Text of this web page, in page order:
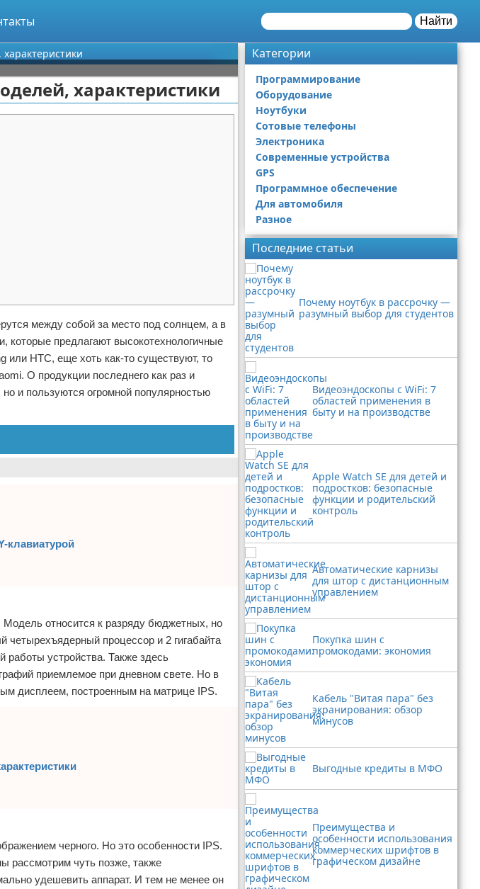
Найти
характеристики
между собой за место под солнцем, а в
предлагают высокотехнологичные
или HTC, еще хоть как-то существуют, то
О продукции последнего как раз и
и пользуются огромной популярностью
клавиатурой
Модель относится к разряду бюджетных, но
четырехъядерный процессор и 2 гигабайта
работы устройства. Также здесь
приемлемое при дневном свете. Но в
дисплеем, построенным на матрице IPS.
черного. Но это особенности IPS.
рассмотрим чуть позже, также
удешевить аппарат. И тем не менее он
Категории
Программирование
Оборудование
Ноутбуки
Сотовые телефоны
Электроника
Современные устройства
GPS
Программное обеспечение
Для автомобиля
Разное
Последние статьи
Почему ноутбук в рассрочку —
разумный выбор для студентов
Видеоэндоскопы с WiFi: 7
областей применения в
быту и на производстве
Apple Watch SE для детей и
подростков: безопасные
функции и родительский
контроль
Автоматические карнизы
для штор с дистанционным
управлением
Покупка шин с
промокодами: экономия
Кабель "Витая пара" без
экранирования: обзор
минусов
Выгодные кредиты в МФО
Преимущества и
особенности использования
коммерческих шрифтов в
графическом дизайне